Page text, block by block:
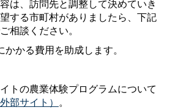
は、訪問先と調整して決めていき
する市町村がありましたら、下記
相談ください。
かる費用を助成します。
トの農業体験プログラムについて
部サイト） 。